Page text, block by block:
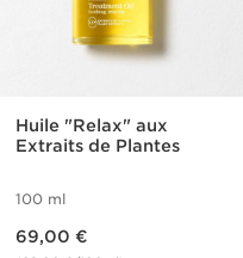
Huile "Relax" aux
Extraits de Plantes
100 ml
69,00 €